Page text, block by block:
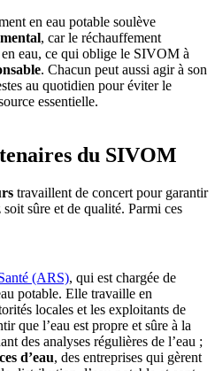
en eau potable soulève
, car le réchauffement
eau, ce qui oblige le SIVOM à
. Chacun peut aussi agir à son
au quotidien pour éviter le
essentielle.
du SIVOM
travaillent de concert pour garantir
sûre et de qualité. Parmi ces
(ARS), qui est chargée de
potable. Elle travaille en
locales et les exploitants de
que l’eau est propre et sûre à la
des analyses régulières de l’eau ;
d’eau, des entreprises qui gèrent